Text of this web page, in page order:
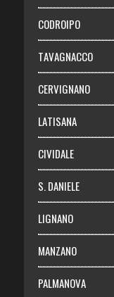
Necrologie
Chi siamo
Abbonati
Login
CODROIPO
TAVAGNACCO
CERVIGNANO
LATISANA
CIVIDALE
S. DANIELE
LIGNANO
MANZANO
PALMANOVA